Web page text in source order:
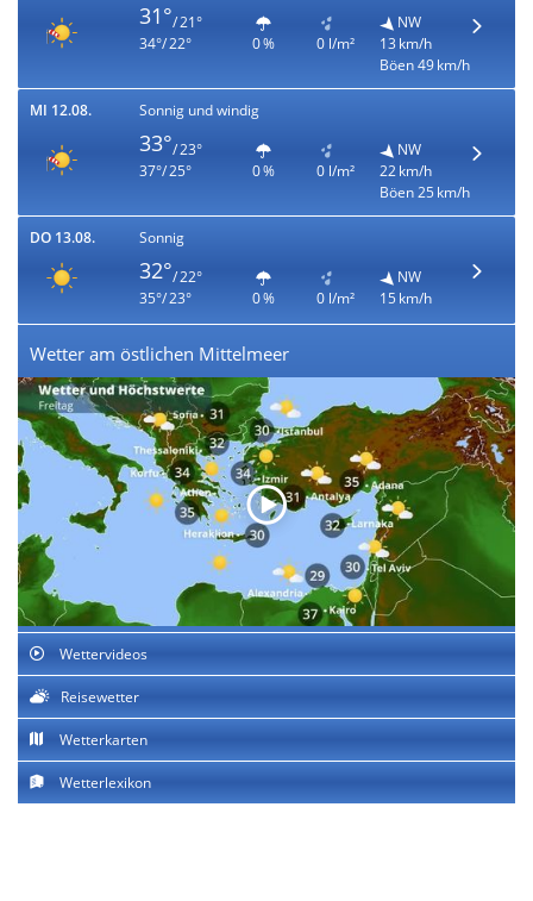
31°/ 21°
34°/ 22°
0 % 0 l/m²
NW
13 km/h
Böen 49 km/h
MI 12.08. Sonnig und windig
33°/ 23°
37°/ 25°
0 % 0 l/m²
NW
22 km/h
Böen 25 km/h
DO 13.08. Sonnig
32°/ 22°
35°/ 23°
0 % 0 l/m²
NW
15 km/h
Wetter am östlichen Mittelmeer
Wettervideos
Reisewetter
Wetterkarten
Wetterlexikon